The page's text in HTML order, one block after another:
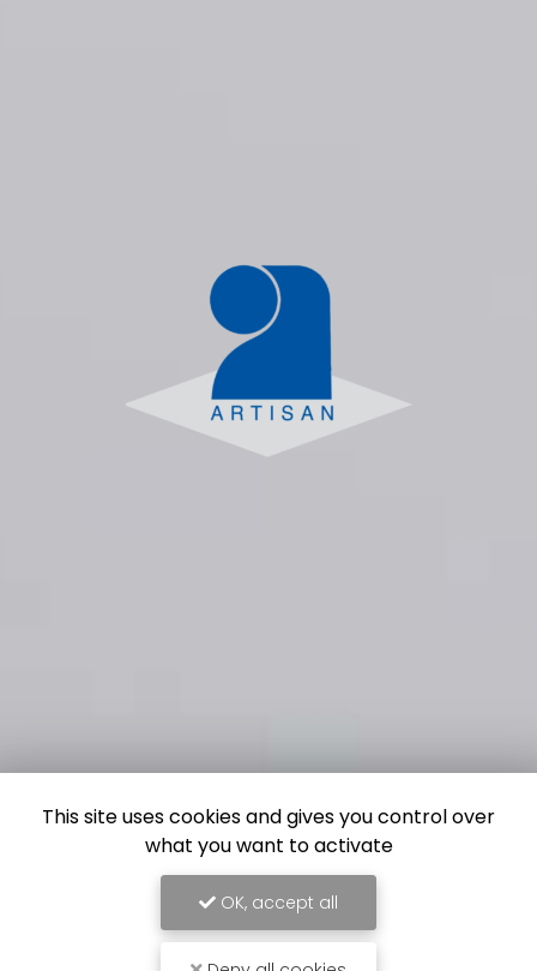
This site uses cookies and gives you control over
what you want to activate
OK, accept all